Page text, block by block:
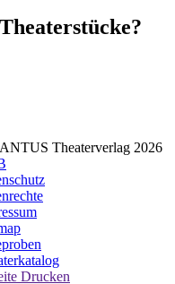
Theaterverlag 2026